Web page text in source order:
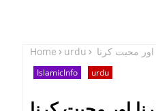
Home urdu محبت کرنا
IslamicInfo urdu